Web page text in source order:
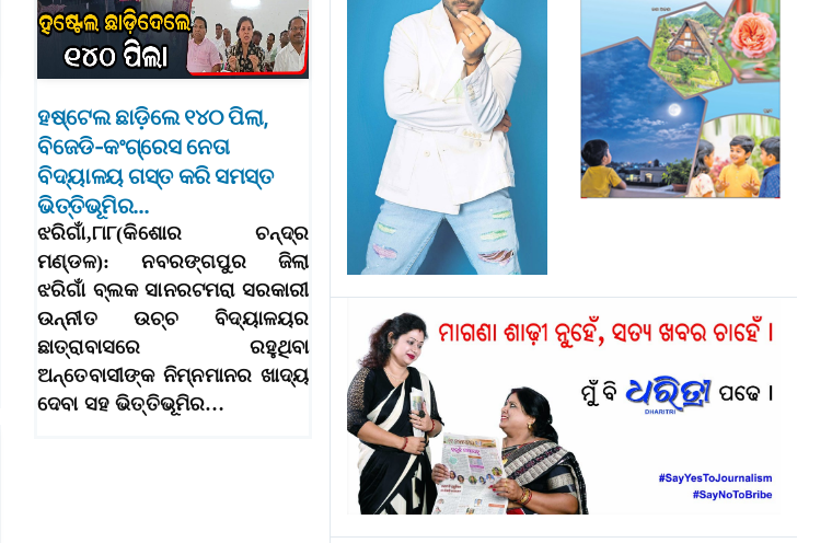
ହଷ୍ଟେଲ ଛାଡ଼ିଲେ ୧୪୦ ପିଲା,
ବିଜେଡି-କଂଗ୍ରେସ ନେତା
ବିଦ୍ୟାଳୟ ଗସ୍ତ କରି ସମସ୍ତ
ଭିତ୍ତିଭୂମିର…
ଝରିଗାଁ,୮ା୮(କିଶୋର ଚନ୍ଦ୍ର
ମଣ୍ଡଳ): ନବରଙ୍ଗପୁର ଜିଲା
ଝରିଗାଁ ବ୍ଲକ ସାନରଟମରା ସରକାରୀ
ଉନ୍ନୀତ ଉଚ୍ଚ ବିଦ୍ୟାଳୟର
ଛାତ୍ରାବାସରେ ରହୁଥିବା
ଅନ୍ତେବାସୀଙ୍କ ନିମ୍ନମାନର ଖାଦ୍ୟ
ଦେବା ସହ ଭିତ୍ତିଭୂମିର…